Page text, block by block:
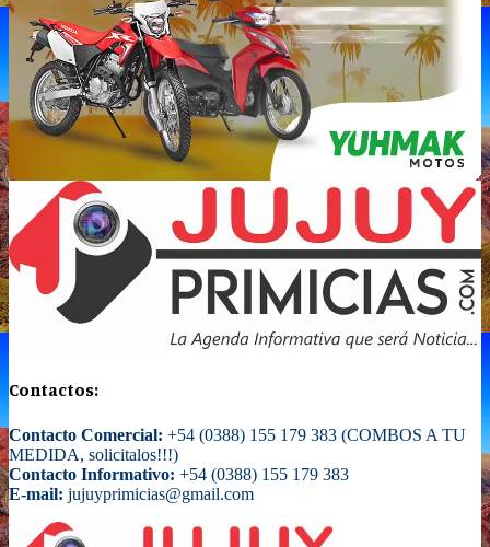
Contactos:
Contacto Comercial: +54 (0388) 155 179 383 (COMBOS A TU
MEDIDA, solicitalos!!!)
Contacto Informativo: +54 (0388) 155 179 383
E-mail: jujuyprimicias@gmail.com